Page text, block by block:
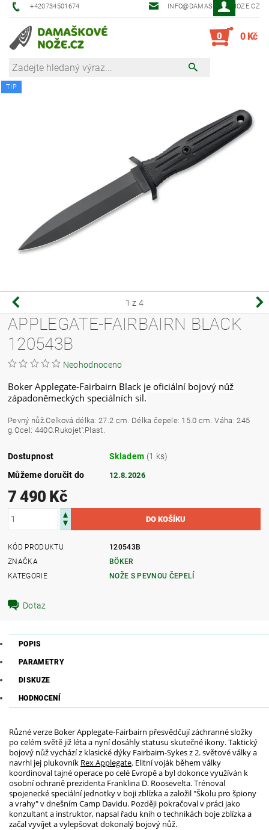
+420734501674 INFO@DAMASKOVE-NOZE.CZ
0 0 Kč
TIP
1 z 4
APPLEGATE-FAIRBAIRN BLACK
120543B
Neohodnoceno
Boker Applegate-Fairbairn Black je oficiální bojový nůž
západoněmeckých speciálních sil.
Pevný nůž.Celková délka: 27.2 cm. Délka čepele: 15.0 cm. Váha: 245
g.Ocel: 440C.Rukojet':Plast.
Dostupnost Skladem (1 ks)
Můžeme doručit do
12.8.2026
7 490 Kč
KÓD PRODUKTU
120543B
ZNAČKA
BÖKER
KATEGORIE
NOŽE S PEVNOU ČEPELÍ
Dotaz
POPIS
PARAMETRY
DISKUZE
HODNOCENÍ
Různé verze Boker Applegate-Fairbairn přesvědčují záchranné složky
po celém světě již léta a nyní dosáhly statusu skutečné ikony. Taktický
bojový nůž vychází z klasické dýky Fairbairn-Sykes z 2. světové války a
navrhl jej plukovník Rex Applegate. Elitní voják během války
koordinoval tajné operace po celé Evropě a byl dokonce využíván k
osobní ochraně prezidenta Franklina D. Roosevelta. Trénoval
spojenecké speciální jednotky v boji zblízka a založil "Školu pro špiony
a vrahy" v dnešním Camp Davidu. Později pokračoval v práci jako
konzultant a instruktor, napsal řadu knih o technikách boje zblízka a
začal vyvíjet a vylepšovat dokonalý bojový nůž.